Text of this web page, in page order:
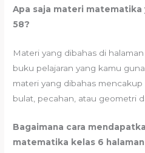
Apa saja materi matematika
58?
Materi yang dibahas di
buku pelajaran yang kamu
materi yang dibahas
bulat, pecahan, atau geometri
Bagaimana cara
matematika kelas 6